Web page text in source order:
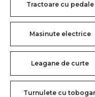
Tractoare cu pedale
Masinute electrice
Leagane de curte
Turnulete cu